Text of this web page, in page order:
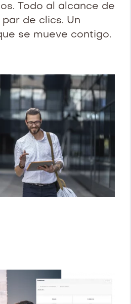
Todo al alcance de
de clics. Un
se mueve contigo.